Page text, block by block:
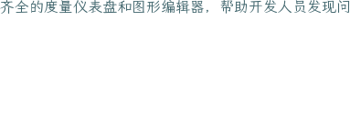
的度量仪表盘和图形编辑器，帮助开发人员发现问